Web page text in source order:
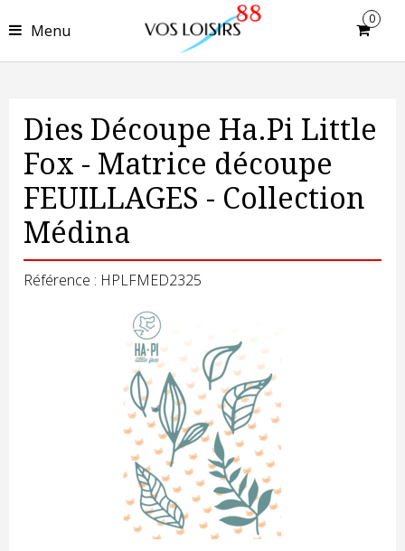
Menu
0
Dies Découpe Ha.Pi Little
Fox - Matrice découpe
FEUILLAGES - Collection
Médina
Référence : HPLFMED2325